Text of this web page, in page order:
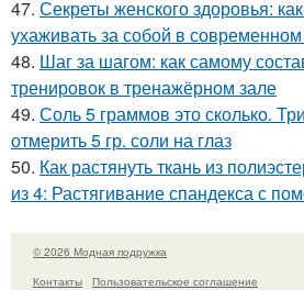
47. Секреты женского здоровья:
ухаживать за собой в
48. Шаг за шагом: как самому
тренировок в тренажёрном зале
49. Соль 5 граммов это сколько.
отмерить 5 гр. соли на глаз
50. Как растянуть ткань из
из 4: Растягивание спандекса с
© 2026 Модная подружка
Контакты
Пользовательское соглашение